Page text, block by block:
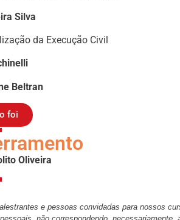
Silva
da Execução Civil
Beltran
foi
Oliveira
e pessoas convidadas para nossos